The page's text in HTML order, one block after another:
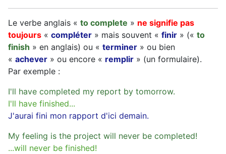
Le verbe anglais « to complete » ne signifie pas
toujours « compléter » mais souvent « finir » (« to
finish » en anglais) ou « terminer » ou bien
« achever » ou encore « remplir » (un formulaire).
Par exemple :
I'll have completed my report by tomorrow.
I'll have finished...
J'aurai fini mon rapport d'ici demain.
My feeling is the project will never be completed!
...will never be finished!